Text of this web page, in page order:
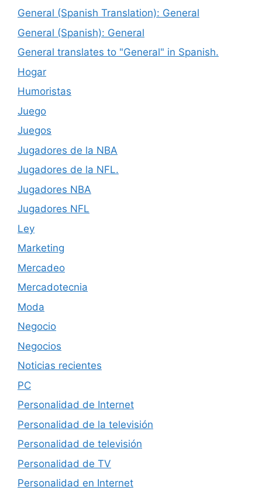
General (Spanish Translation): General
General (Spanish): General
General translates to "General" in Spanish.
Hogar
Humoristas
Juego
Juegos
Jugadores de la NBA
Jugadores de la NFL.
Jugadores NBA
Jugadores NFL
Ley
Marketing
Mercadeo
Mercadotecnia
Moda
Negocio
Negocios
Noticias recientes
PC
Personalidad de Internet
Personalidad de la televisión
Personalidad de televisión
Personalidad de TV
Personalidad en Internet